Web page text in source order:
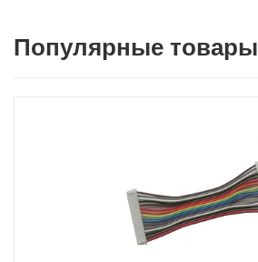
Популярные товары